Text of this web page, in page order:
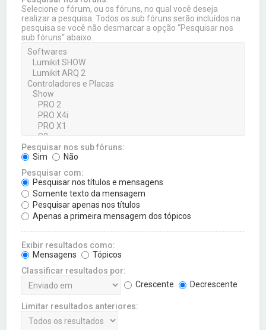
Selecione o fórum, ou os fóruns, no qual você deseja
realizar a pesquisa. Todos os sub fóruns serão incluídos na
pesquisa se você não desmarcar a opção “Pesquisar nos
sub fóruns“ abaixo.
Pesquisar nos sub fóruns:
Sim
Não
Pesquisar com:
Pesquisar nos títulos e mensagens
Somente texto da mensagem
Pesquisar apenas nos títulos
Apenas a primeira mensagem dos tópicos
Exibir resultados como:
Mensagens
Tópicos
Classificar resultados por:
Crescente
Decrescente
Limitar resultados anteriores: